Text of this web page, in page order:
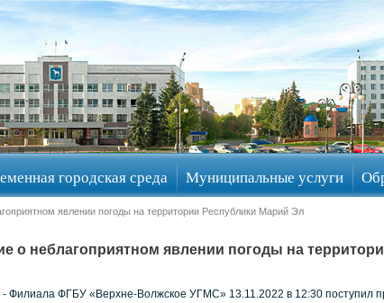
городская среда Муниципальные услуги
явлении погоды на территории Республики Марий Эл
о неблагоприятном явлении погоды на
Филиала ФГБУ «Верхне-Волжское УГМС» 13.11.2022 в 12:30 поступил